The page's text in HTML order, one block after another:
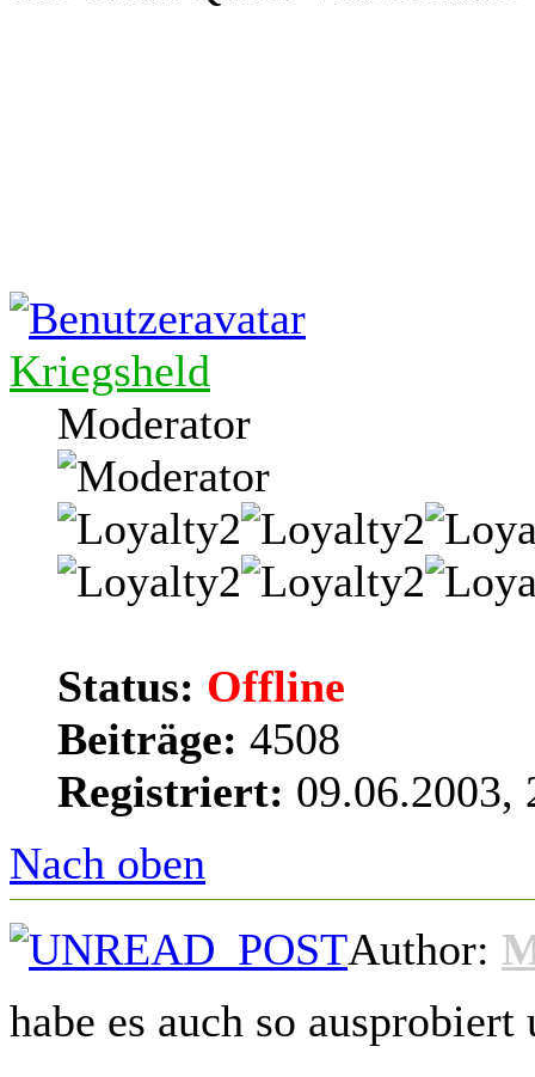
Kriegsheld
Moderator
Status: Offline
Beiträge: 4508
Registriert: 09.06.2003,
Nach oben
Author:
habe es auch so